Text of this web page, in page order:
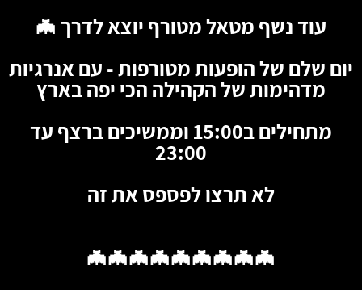
עוד נשף מטאל מטורף יוצא לדרך 🦇
יום שלם של הופעות מטורפות - עם אנרגיות
מדהימות של הקהילה הכי יפה בארץ
מתחילים ב15:00 וממשיכים ברצף עד
23:00
לא תרצו לפספס את זה
🦇🦇🦇🦇🦇🦇🦇🦇🦇